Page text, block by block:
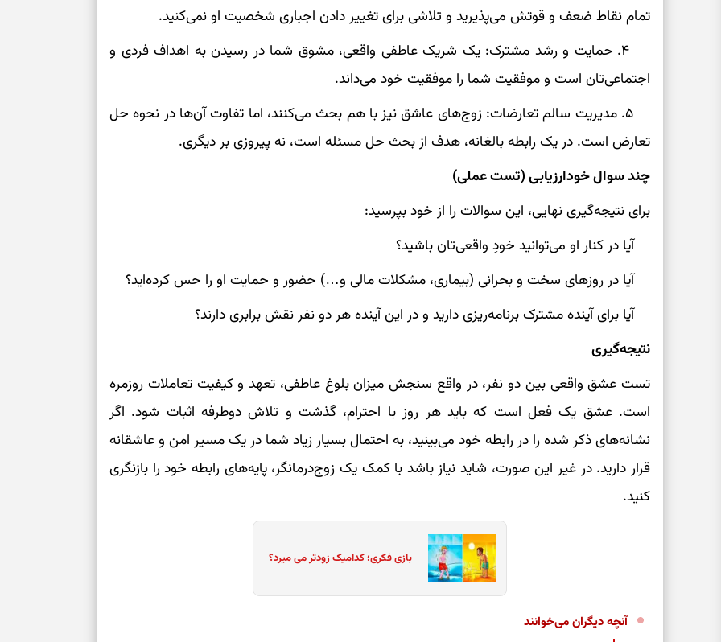
تمام نقاط ضعف و قوتش می‌پذیرید و تلاشی برای تغییر دادن اجباری شخصیت او نمی‌کنید.
۴. حمایت و رشد مشترک: یک شریک عاطفی واقعی، مشوق شما در رسیدن به اهداف فردی و
اجتماعی‌تان است و موفقیت شما را موفقیت خود می‌داند.
۵. مدیریت سالم تعارضات: زوج‌های عاشق نیز با هم بحث می‌کنند، اما تفاوت آن‌ها در نحوه حل
تعارض است. در یک رابطه بالغانه، هدف از بحث حل مسئله است، نه پیروزی بر دیگری.
چند سوال خودارزیابی (تست عملی)
برای نتیجه‌گیری نهایی، این سوالات را از خود بپرسید:
آیا در کنار او می‌توانید خودِ واقعی‌تان باشید؟
آیا در روزهای سخت و بحرانی (بیماری، مشکلات مالی و…) حضور و حمایت او را حس کرده‌اید؟
آیا برای آینده مشترک برنامه‌ریزی دارید و در این آینده هر دو نفر نقش برابری دارند؟
نتیجه‌گیری
تست عشق واقعی بین دو نفر، در واقع سنجش میزان بلوغ عاطفی، تعهد و کیفیت تعاملات روزمره
است. عشق یک فعل است که باید هر روز با احترام، گذشت و تلاش دوطرفه اثبات شود. اگر
نشانه‌های ذکر شده را در رابطه خود می‌بینید، به احتمال بسیار زیاد شما در یک مسیر امن و عاشقانه
قرار دارید. در غیر این صورت، شاید نیاز باشد با کمک یک زوج‌درمانگر، پایه‌های رابطه خود را بازنگری
کنید.
بازی فکری؛ کدامیک زودتر می میرد؟
آنچه دیگران می‌خوانند